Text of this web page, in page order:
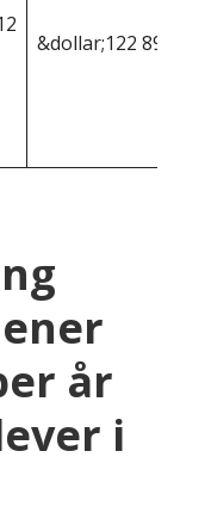
&dollar;122 892
år
i